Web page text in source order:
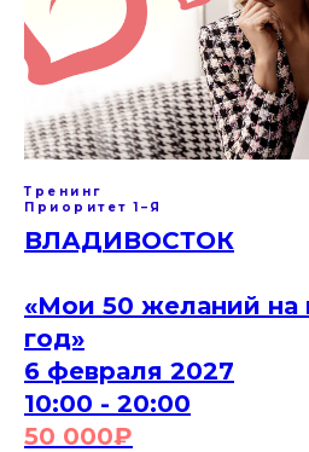
Тренинг
Приоритет 1–Я
ВЛАДИВОСТОК
«Мои 50 желаний на
год»
6 февраля 2027
10:00 - 20:00
50 000₽